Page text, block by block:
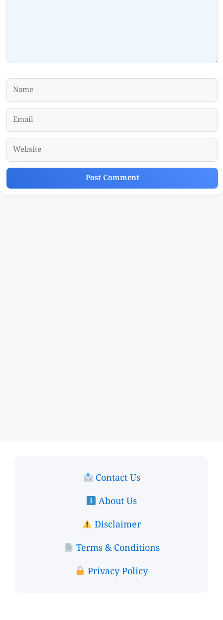
Name
Email
Website
Contact Us
About Us
Disclaimer
Terms & Conditions
Privacy Policy